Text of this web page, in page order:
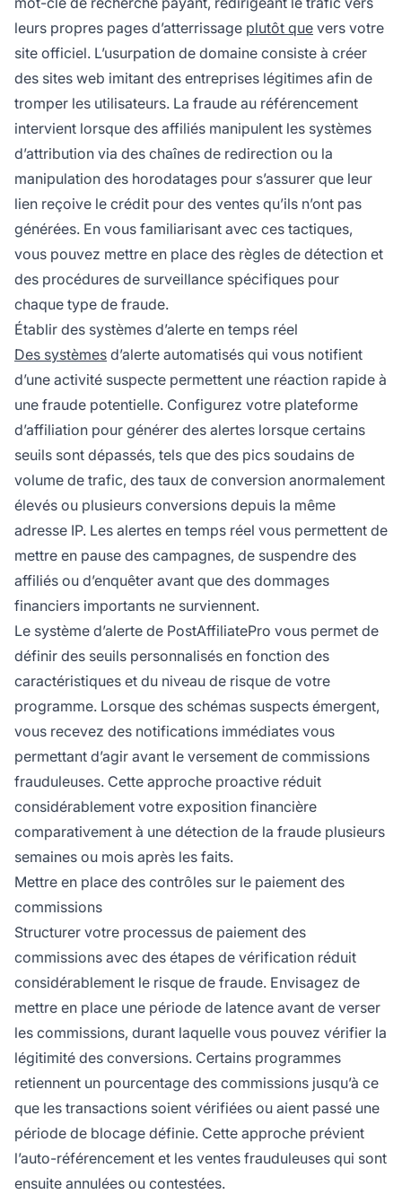
leurs propres pages d’atterrissage plutôt que vers votre
site officiel. L’usurpation de domaine consiste à créer
des sites web imitant des entreprises légitimes afin de
tromper les utilisateurs. La fraude au référencement
intervient lorsque des affiliés manipulent les systèmes
d’attribution via des chaînes de redirection ou la
manipulation des horodatages pour s’assurer que leur
lien reçoive le crédit pour des ventes qu’ils n’ont pas
générées. En vous familiarisant avec ces tactiques,
vous pouvez mettre en place des règles de détection et
des procédures de surveillance spécifiques pour
chaque type de fraude.
Établir des systèmes d’alerte en temps réel
Des systèmes d’alerte automatisés qui vous notifient
d’une activité suspecte permettent une réaction rapide à
une fraude potentielle. Configurez votre plateforme
d’affiliation pour générer des alertes lorsque certains
seuils sont dépassés, tels que des pics soudains de
volume de trafic, des taux de conversion anormalement
élevés ou plusieurs conversions depuis la même
adresse IP. Les alertes en temps réel vous permettent de
mettre en pause des campagnes, de suspendre des
affiliés ou d’enquêter avant que des dommages
financiers importants ne surviennent.
Le système d’alerte de PostAffiliatePro vous permet de
définir des seuils personnalisés en fonction des
caractéristiques et du niveau de risque de votre
programme. Lorsque des schémas suspects émergent,
vous recevez des notifications immédiates vous
permettant d’agir avant le versement de commissions
frauduleuses. Cette approche proactive réduit
considérablement votre exposition financière
comparativement à une détection de la fraude plusieurs
semaines ou mois après les faits.
Mettre en place des contrôles sur le paiement des
commissions
Structurer votre processus de paiement des
commissions avec des étapes de vérification réduit
considérablement le risque de fraude. Envisagez de
mettre en place une période de latence avant de verser
les commissions, durant laquelle vous pouvez vérifier la
légitimité des conversions. Certains programmes
retiennent un pourcentage des commissions jusqu’à ce
que les transactions soient vérifiées ou aient passé une
période de blocage définie. Cette approche prévient
l’auto-référencement et les ventes frauduleuses qui sont
ensuite annulées ou contestées.